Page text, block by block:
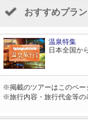
おすすめプラン
温泉特集
日本全国か
※掲載のツアーはこのペー
※旅行内容・旅行代金等の